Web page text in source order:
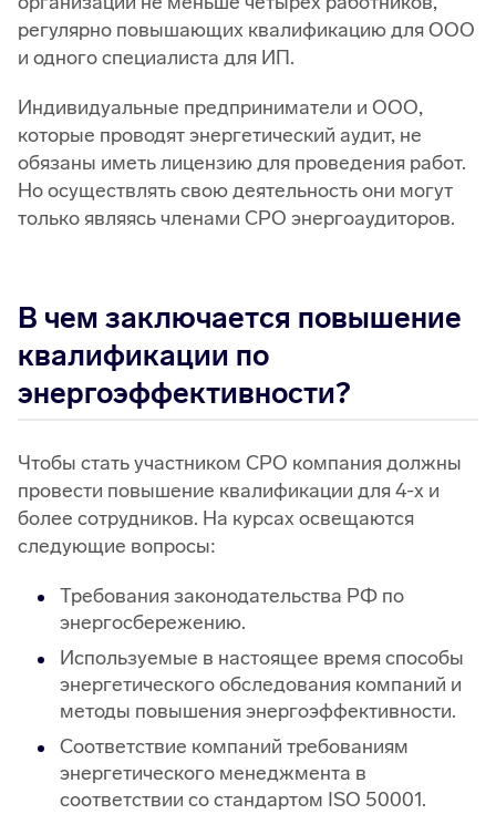
регулярно повышающих квалификацию для ООО
и одного специалиста для ИП.
Индивидуальные предприниматели и ООО,
которые проводят энергетический аудит, не
обязаны иметь лицензию для проведения работ.
Но осуществлять свою деятельность они могут
только являясь членами СРО энергоаудиторов.
В чем заключается повышение
квалификации по
энергоэффективности?
Чтобы стать участником СРО компания должны
провести повышение квалификации для 4-х и
более сотрудников. На курсах освещаются
следующие вопросы:
Требования законодательства РФ по
энергосбережению.
Используемые в настоящее время способы
энергетического обследования компаний и
методы повышения энергоэффективности.
Соответствие компаний требованиям
энергетического менеджмента в
соответствии со стандартом ISO 50001.